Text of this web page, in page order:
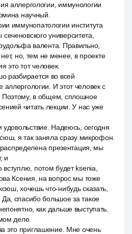
аллергологии, иммунологии
научный.
иммунопатологии института
университета,
валента. Правильно,
но, тем не менее, в проекте
это тот человек.
разбирается во всей
И этот человек с
в общем, сплошное
читать лекции. У нас уже
Надеюсь, сегодня
я так заняла сразу микрофон.
распределена презентация, мы
и
потом будет ksenia,
Ксения, на вопрос мы тоже
хочешь что-нибудь сказать,
спасибо большое за такое
как дальше выступать.
деле.
это приглашение. Мне очень